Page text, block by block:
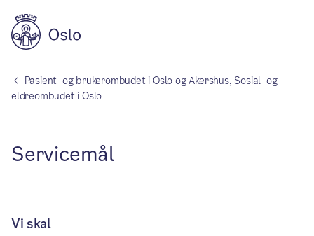
Pasient- og brukerombudet i Oslo og Akershus, Sosial- og
eldreombudet i Oslo
Servicemål
Vi skal